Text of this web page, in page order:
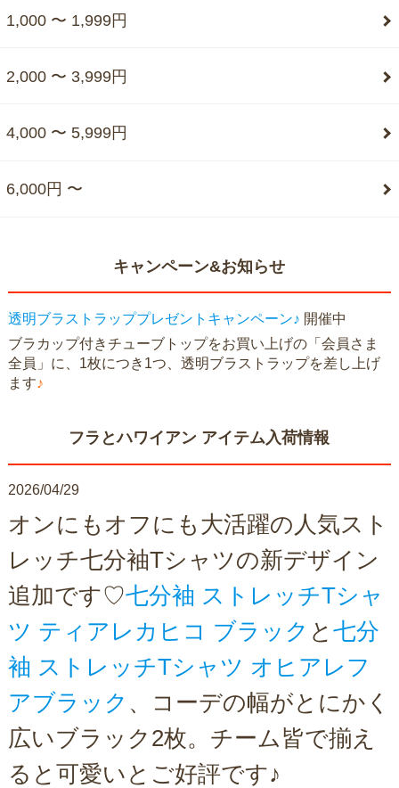
1,000 〜 1,999円
2,000 〜 3,999円
4,000 〜 5,999円
6,000円 〜
キャンペーン&お知らせ
透明ブラストラッププレゼントキャンペーン♪ 開催中
ブラカップ付きチューブトップをお買い上げの「会員さま
全員」に、1枚につき1つ、透明ブラストラップを差し上げ
ます♪
フラとハワイアン アイテム入荷情報
2026/04/29
オンにもオフにも大活躍の人気スト
レッチ七分袖Tシャツの新デザイン
追加です♡七分袖 ストレッチTシャ
ツ ティアレカヒコ ブラック と 七分
袖 ストレッチTシャツ オヒアレフ
アブラック 、コーデの幅がとにかく
広いブラック2枚。チーム皆で揃え
ると可愛いとご好評です♪